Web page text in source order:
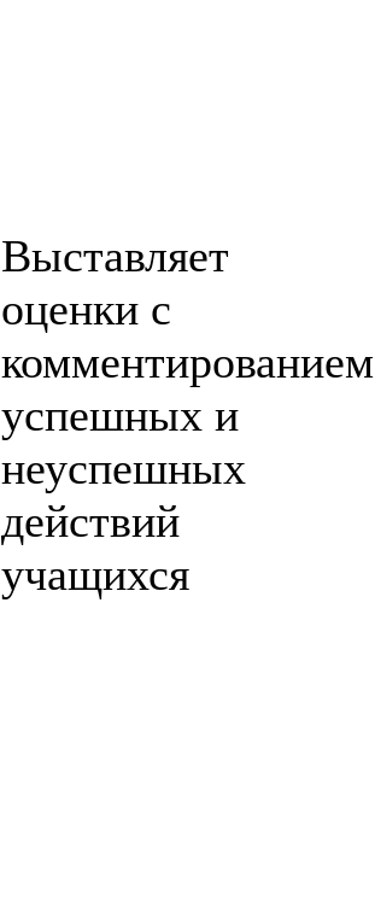
Выставляет
оценки с
комментированием
успешных и
неуспешных
действий
учащихся